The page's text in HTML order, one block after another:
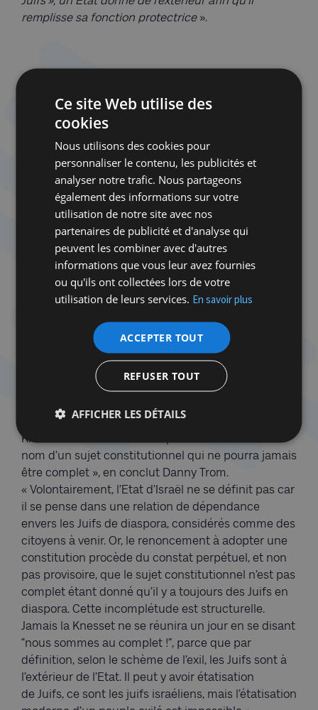
remplisse sa fonction protectrice».
et
Si les dirigeants israéliens ont renoncé volon­
tairement et provisoirement à se donner une
constitution, c’est qu’ils estimaient que ce n’était
pas le moment de le faire car des vagues
migratoires encore importantes étaient attendues.
Ils se contentaient de voter des lois fondamentales
en attendant que la nation soit au complet. Mais les
dirigeants israéliens n’ont pas indiqué quand le bon
moment viendra ! Jamais ? On peut le déduire
réuni au complet en Israël. « Les députés de la
Knesset se sont aliéné leur pouvoir constituant au
nom d’un sujet constitutionnel qui ne pourra jamais
être complet », en conclut Danny Trom.
« Volontairement, l’Etat d’Israël ne se définit pas car
il se pense dans une relation de dépendance
envers les Juifs de diaspora, considérés comme des
citoyens à venir. Or, le renoncement à adopter une
constitution procède du constat perpétuel, et non
pas provisoire, que le sujet constitutionnel n’est pas
complet étant donné qu’il y a toujours des Juifs en
diaspora. Cette incomplétude est structurelle.
Jamais la Knesset ne se réunira un jour en se disant
“nous sommes au complet !”, parce que par
définition, selon le schème de l’exil, les Juifs sont à
l’extérieur de l’Etat. Il peut y avoir étatisation
de Juifs, ce sont les juifs israéliens, mais l’étatisation
Ce site Web utilise des
cookies
Nous utilisons des cookies pour
personnaliser le contenu, les publicités et
analyser notre trafic. Nous partageons
également des informations sur votre
utilisation de notre site avec nos
partenaires de publicité et d'analyse qui
peuvent les combiner avec d'autres
informations que vous leur avez fournies
ou qu'ils ont collectées lors de votre
utilisation de leurs services. En savoir plus
ACCEPTER TOUT
REFUSER TOUT
AFFICHER LES DÉTAILS